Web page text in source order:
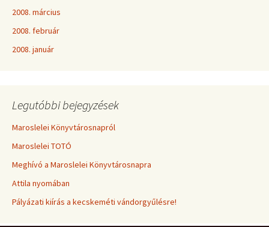
2008. március
2008. február
2008. január
Legutóbbi bejegyzések
Maroslelei Könyvtárosnapról
Maroslelei TOTÓ
Meghívó a Maroslelei Könyvtárosnapra
Attila nyomában
Pályázati kiírás a kecskeméti vándorgyűlésre!